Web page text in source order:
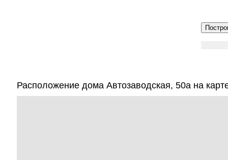
Расположение дома Автозаводская, 50а на